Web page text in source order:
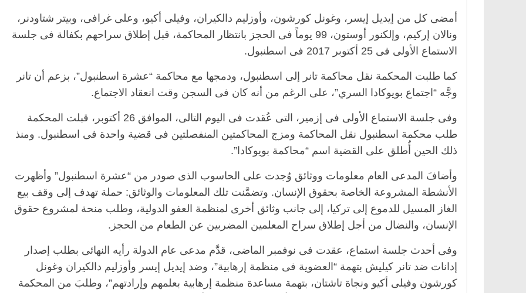
أمضى كل من إيديل إيسر، وغونل كورشون، وأوزليم دالكيران، وفيلى أكيو، وعلى غرافى، وبيتر شتاودنر،
ونالان إركيم، وإلكنور أوستون، 99 يوماً فى الحجز بانتظار المحاكمة، قبل إطلاق سراحهم بكفالة فى جلسة
الاستماع الأولى فى 25 أكتوبر 2017 فى اسطنبول.
كما طلبت المحكمة نقل محاكمة تانر إلى اسطنبول، ودمجها مع محاكمة “عشرة اسطنبول”، بزعم أن تانر
وجَّه “اجتماع بويوكادا السري”، على الرغم من أنه كان فى السجن وقت انعقاد الاجتماع.
وفى جلسة الاستماع الأولى فى إزمير، التى عُقدت فى اليوم التالى، الموافق 26 أكتوبر، قبلت المحكمة
طلب محكمة اسطنبول نقل المحاكمة ومزج المحاكمتين المنفصلتين فى قضية واحدة فى اسطنبول. ومنذ
ذلك الحين أُطلق على القضية اسم “محاكمة بويوكادا”.
وأضافَ المدعى العام معلومات ووثائق وُجدت على الحاسوب الذى صودر من “عشرة اسطنبول” وأظهرت
الأنشطة المشروعة الخاصة بحقوق الإنسان. وتضمَّنت تلك المعلومات والوثائق: حملة تهدف إلى وقف بيع
الغاز المسيل للدموع إلى تركيا، إلى جانب وثائق أخرى لمنظمة العفو الدولية، وطلب منحة لمشروع حقوق
الإنسان، والنضال من أجل إطلاق سراح المعلمين المضربين عن الطعام من الحجز.
وفى أحدث جلسة استماع، عقدت فى نوفمبر الماضى، قدَّم مدعى عام الدولة رأيه النهائى بطلب إصدار
إدانات ضد تانر كيليش بتهمة “العضوية فى منظمة إرهابية”، وضد إيديل إيسر وأوزليم دالكيران وغونل
كورشون وفيلى أكيو ونجاة تاشتان، بتهمة مساعدة منظمة إرهابية بعلمهم وإرادتهم”، وطلبَ من المحكمة